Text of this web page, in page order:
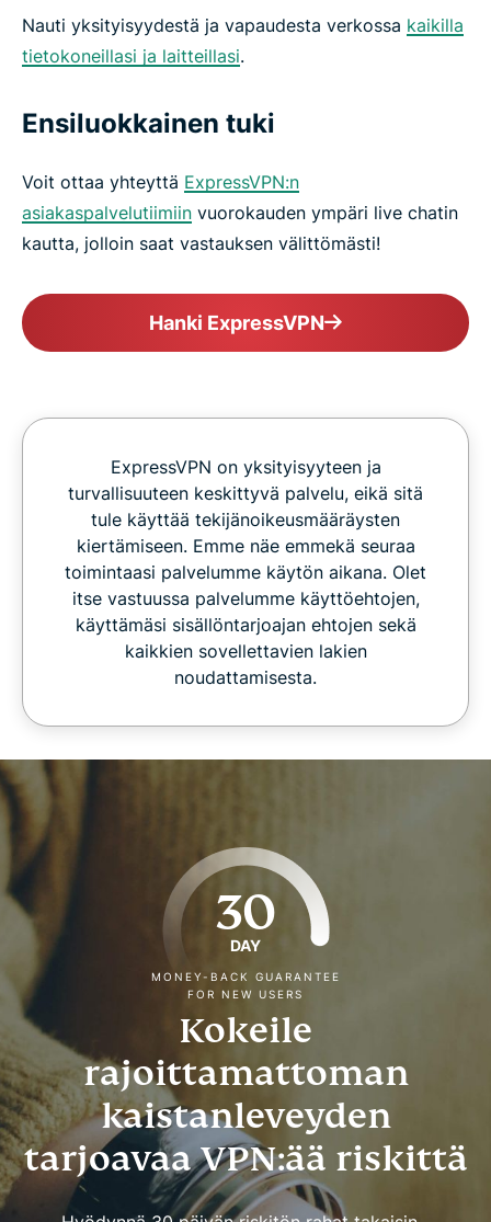
Nauti yksityisyydestä ja vapaudesta verkossa kaikilla
tietokoneillasi ja laitteillasi.
Ensiluokkainen tuki
Voit ottaa yhteyttä ExpressVPN:n
asiakaspalvelutiimiin vuorokauden ympäri live chatin
kautta, jolloin saat vastauksen välittömästi!
Hanki ExpressVPN
ExpressVPN on yksityisyyteen ja
turvallisuuteen keskittyvä palvelu, eikä sitä
tule käyttää tekijänoikeusmääräysten
kiertämiseen. Emme näe emmekä seuraa
toimintaasi palvelumme käytön aikana. Olet
itse vastuussa palvelumme käyttöehtojen,
käyttämäsi sisällöntarjoajan ehtojen sekä
kaikkien sovellettavien lakien
noudattamisesta.
30
DAY
MONEY-BACK GUARANTEE
FOR NEW USERS
Kokeile
rajoittamattoman
kaistanleveyden
tarjoavaa VPN:ää riskittä